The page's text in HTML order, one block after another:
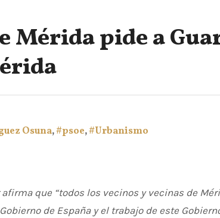
pide a
Osuna,#psoe,#Urbanismo
que “todos los vecinos y vecinas de
de España y el trabajo de este